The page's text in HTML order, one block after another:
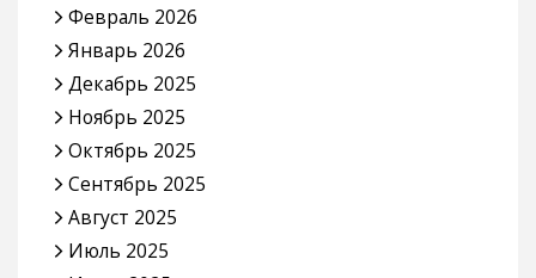
Февраль 2026
Январь 2026
Декабрь 2025
Ноябрь 2025
Октябрь 2025
Сентябрь 2025
Август 2025
Июль 2025